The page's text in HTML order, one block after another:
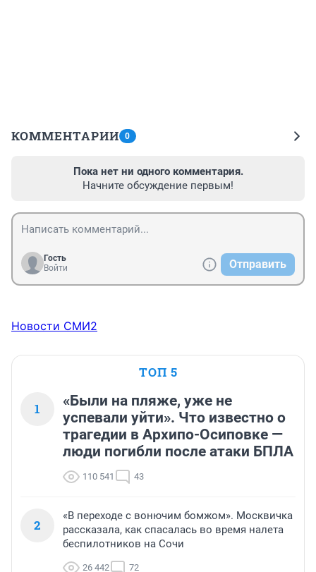
КОММЕНТАРИИ 0
Пока нет ни одного комментария.
Начните обсуждение первым!
Гость
Войти
Отправить
Новости СМИ2
ТОП 5
1
«Были на пляже, уже не
успевали уйти». Что известно о
трагедии в Архипо-Осиповке —
люди погибли после атаки БПЛА
110 541 43
2
«В переходе с вонючим бомжом». Москвичка
рассказала, как спасалась во время налета
беспилотников на Сочи
26 442 72